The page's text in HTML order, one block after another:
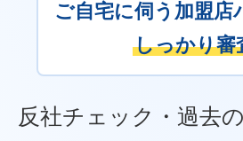
ご自宅に伺う加盟
しっかり審
反社チェック・過去